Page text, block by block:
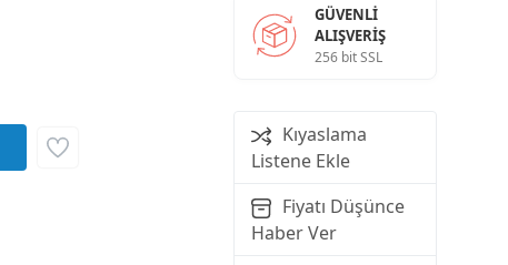
GÜVENLI
ALIŞVERIŞ
256 bit SSL
Kıyaslama
Listene Ekle
Fiyatı Düşünce
Haber Ver